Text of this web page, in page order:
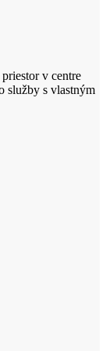
v centre
služby s vlastným